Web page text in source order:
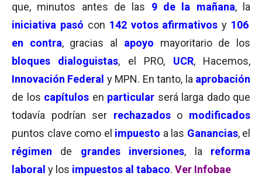
que, minutos antes de las 9 de la mañana, la
iniciativa pasó con 142 votos afirmativos y 106
en contra, gracias al apoyo
mayoritario de los
bloques dialoguistas, el PRO, UCR, Hacemos,
Innovación Federal y MPN. En tanto, la aprobación
de los capítulos en particular será larga dado que
todavía podrían ser rechazados o modificados
puntos clave como el impuesto a las Ganancias, el
régimen
de grandes inversiones, la reforma
laboral y los impuestos al tabaco. Ver Infobae